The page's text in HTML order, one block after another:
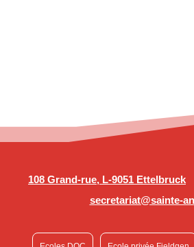
108 Grand-rue, L-9051 Ettelbruck
secretariat@sainte-